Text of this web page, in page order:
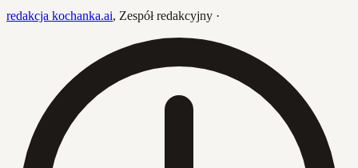
redakcja kochanka.ai, Zespół redakcyjny ·